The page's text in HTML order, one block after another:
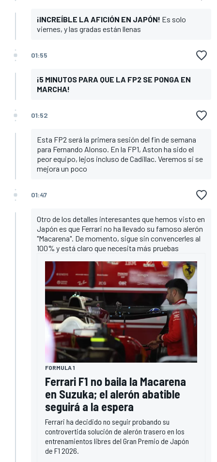
¡INCREÍBLE LA AFICIÓN EN JAPÓN! Es solo
viernes, y las gradas están llenas
01:55
¡5 MINUTOS PARA QUE LA FP2 SE PONGA EN
MARCHA!
01:52
Esta FP2 será la primera sesión del fin de semana
para Fernando Alonso. En la FP1, Aston ha sido el
peor equipo, lejos incluso de Cadillac. Veremos si se
mejora un poco
01:47
Otro de los detalles interesantes que hemos visto en
Japón es que Ferrari no ha llevado su famoso alerón
"Macarena". De momento, sigue sin convencerles al
100% y está claro que necesita más pruebas
FORMULA 1
Ferrari F1 no baila la Macarena
en Suzuka; el alerón abatible
seguirá a la espera
Ferrari ha decidido no seguir probando su
controvertida solución de alerón trasero en los
entrenamientos libres del Gran Premio de Japón
de F1 2026.